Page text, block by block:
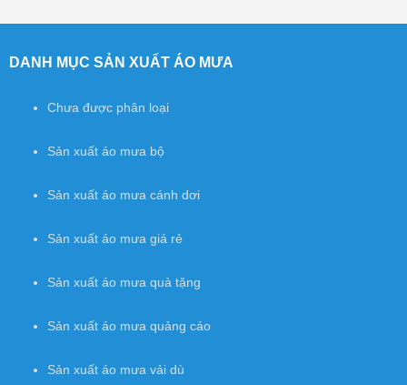
DANH MỤC SẢN XUẤT ÁO MƯA
Chưa được phân loại
Sản xuất áo mưa bộ
Sản xuất áo mưa cánh dơi
Sản xuất áo mưa giá rẻ
Sản xuất áo mưa quà tặng
Sản xuất áo mưa quảng cáo
Sản xuất áo mưa vải dù
Post navigation